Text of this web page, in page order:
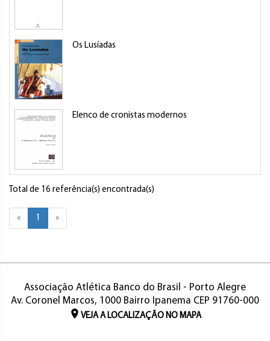
Os Lusíadas
Elenco de cronistas modernos
Total de 16 referência(s) encontrada(s)
« 1 »
Associação Atlética Banco do Brasil - Porto Alegre
Av. Coronel Marcos, 1000 Bairro Ipanema CEP 91760-000
VEJA A LOCALIZAÇÃO NO MAPA